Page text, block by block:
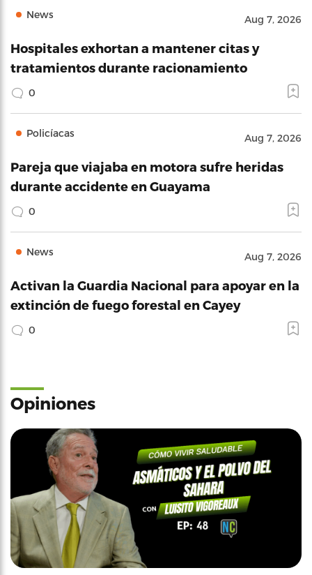
News Aug 7, 2026
Hospitales exhortan a mantener citas y
tratamientos durante racionamiento
0
Policíacas Aug 7, 2026
Pareja que viajaba en motora sufre heridas
durante accidente en Guayama
0
News Aug 7, 2026
Activan la Guardia Nacional para apoyar en la
extinción de fuego forestal en Cayey
0
Opiniones